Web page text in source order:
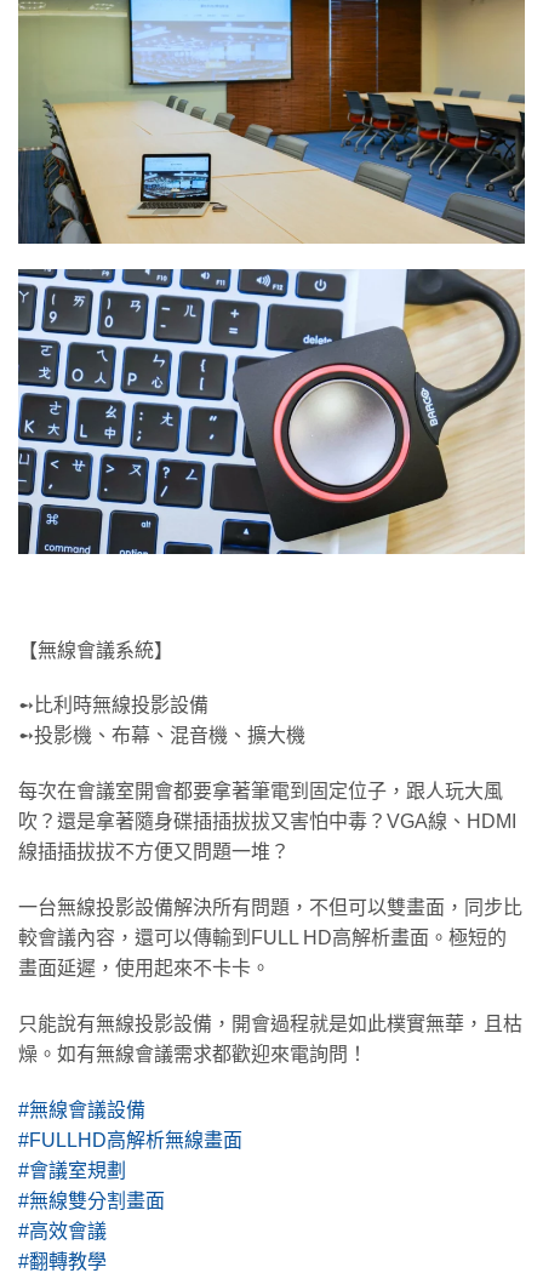
【無線會議系統】
➻比利時無線投影設備
➻投影機、布幕、混音機、擴大機
每次在會議室開會都要拿著筆電到固定位子，跟人玩大風
吹？還是拿著隨身碟插插拔拔又害怕中毒？VGA線、HDMI
線插插拔拔不方便又問題一堆？
一台無線投影設備解決所有問題，不但可以雙畫面，同步比
較會議內容，還可以傳輸到FULL HD高解析畫面。極短的
畫面延遲，使用起來不卡卡。
只能說有無線投影設備，開會過程就是如此樸實無華，且枯
燥。如有無線會議需求都歡迎來電詢問！
#無線會議設備
#FULLHD高解析無線畫面
#會議室規劃
#無線雙分割畫面
#高效會議
#翻轉教學